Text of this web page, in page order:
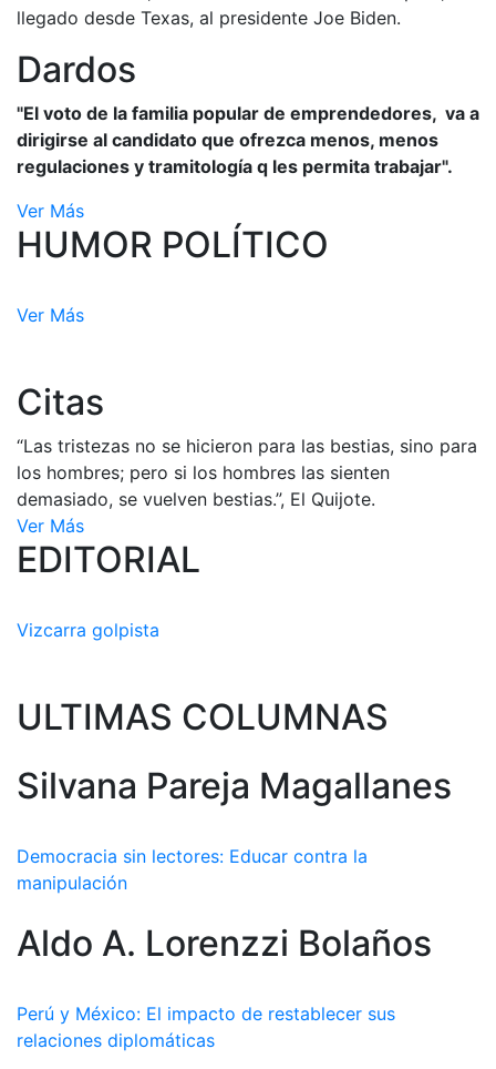
llegado desde Texas, al presidente Joe Biden.
Dardos
"El voto de la familia popular de emprendedores, va a
dirigirse al candidato que ofrezca menos, menos
regulaciones y tramitología q les permita trabajar".
Ver Más
HUMOR POLÍTICO
Ver Más
Citas
“Las tristezas no se hicieron para las bestias, sino para
los hombres; pero si los hombres las sienten
demasiado, se vuelven bestias.”, El Quijote.
Ver Más
EDITORIAL
Vizcarra golpista
ULTIMAS COLUMNAS
Silvana Pareja Magallanes
Democracia sin lectores: Educar contra la
manipulación
Aldo A. Lorenzzi Bolaños
Perú y México: El impacto de restablecer sus
relaciones diplomáticas